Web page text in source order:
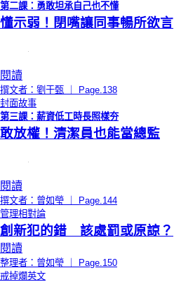
第二課：勇敢坦承自己也不懂
懂示弱！閉嘴讓同事暢所欲言
閱讀
撰文者：劉于甄 ｜ Page.138
封面故事
第三課：薪資低工時長照樣夯
敢放權！清潔員也能當總監
閱讀
撰文者：曾如瑩 ｜ Page.144
管理相對論
創新犯的錯 該處罰或原諒？
閱讀
整理者：曾如瑩 ｜ Page.150
戒掉爛英文